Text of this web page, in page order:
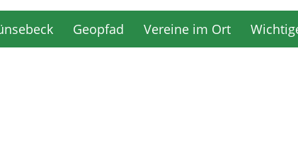
Geopfad Vereine im Ort